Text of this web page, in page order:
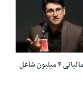
معافیت مالیاتی ۴ میلیون شاغل